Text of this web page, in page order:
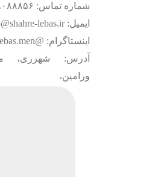
شماره تماس: ۰۹۹۰۹۰۸۸۸۵۶
ایمیل: info@shahre-lebas.ir
اینستاگرام: @shahrelebas.men
آدرس: شهرری،
ورامین،